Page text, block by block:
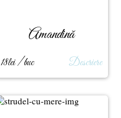
Amandină
18lei / buc Descriere